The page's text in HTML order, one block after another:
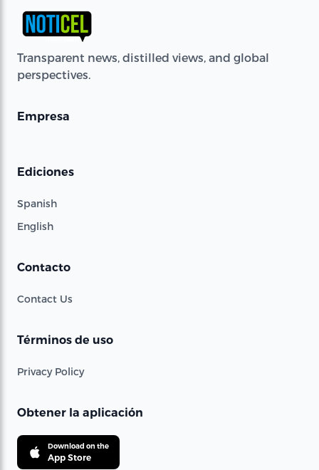
Transparent news, distilled views, and global
perspectives.
Empresa
Ediciones
Spanish
English
Contacto
Contact Us
Términos de uso
Privacy Policy
Obtener la aplicación
Download on the
App Store